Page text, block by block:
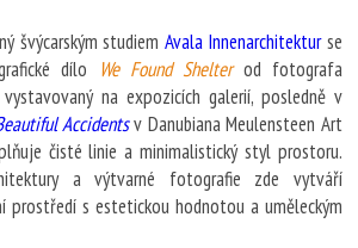
švýcarským studiem Avala Innenarchitekturse
dílo We Found Shelterod fotografa
na expozicích galerií, posledně v
Accidentsv Danubiana Meulensteen Art
čisté linie a minimalistický styl prostoru.
a výtvarné fotografie zde vytváří
prostředí s estetickou hodnotou a uměleckým